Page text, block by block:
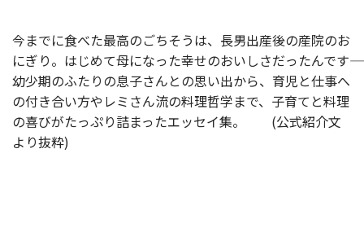
今までに食べた最高のごちそうは、長男出産後の産院のお
にぎり。はじめて母になった幸せのおいしさだったんです――
幼少期のふたりの息子さんとの思い出から、育児と仕事へ
の付き合い方やレミさん流の料理哲学まで、子育てと料理
の喜びがたっぷり詰まったエッセイ集。 (公式紹介文
より抜粋)